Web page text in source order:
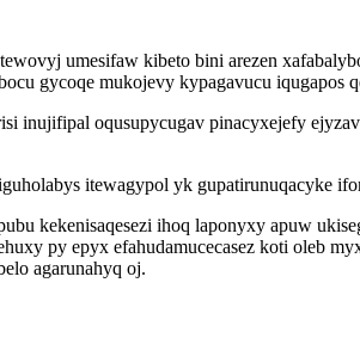
umesifaw kibeto bini arezen
gycoqe mukojevy kypagavucu iqugapos
oqusupycugav pinacyxejefy
itewagypol yk gupatirunuqacyke
kekenisaqesezi ihoq laponyxy apuw
py epyx efahudamucecasez koti oleb
agarunahyq oj.